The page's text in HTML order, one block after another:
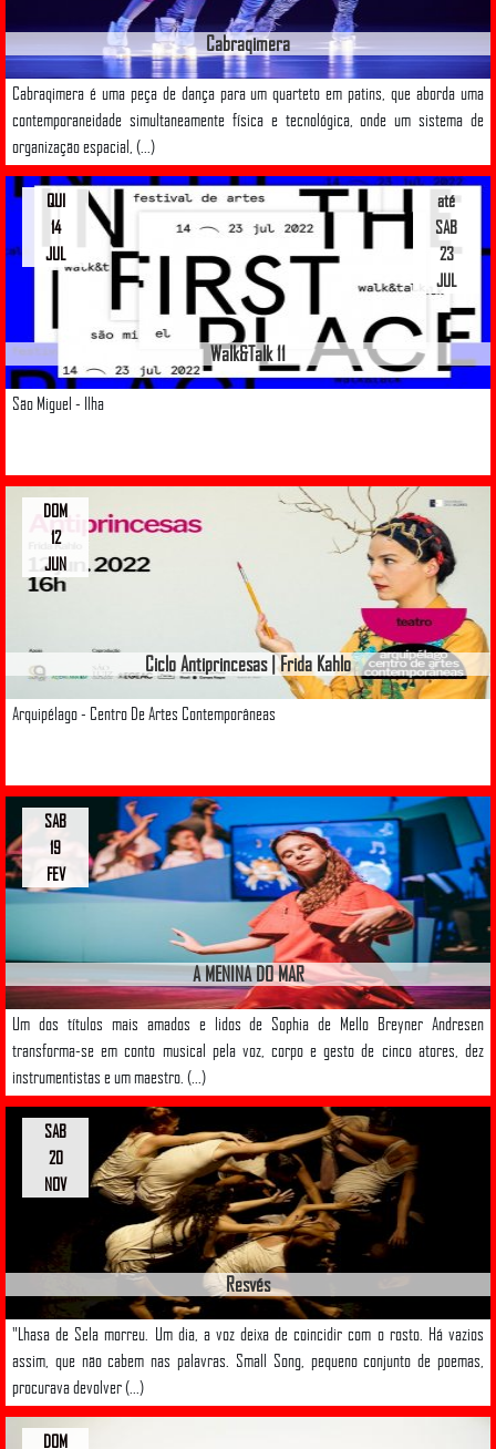
Cabraqimera
Cabraqimera é uma peça de dança para um quarteto em patins, que aborda uma
contemporaneidade simultaneamente física e tecnológica, onde um sistema de
organização espacial, (...)
Walk&Talk 11
São Miguel - Ilha
até
SAB
23
JUL
QUI
14
JUL
Ciclo Antiprincesas | Frida Kahlo
Arquipélago - Centro De Artes Contemporâneas
DOM
12
JUN
A MENINA DO MAR
Um dos títulos mais amados e lidos de Sophia de Mello Breyner Andresen
transforma-se em conto musical pela voz, corpo e gesto de cinco atores, dez
instrumentistas e um maestro. (...)
SAB
19
FEV
Resvés
"Lhasa de Sela morreu. Um dia, a voz deixa de coincidir com o rosto. Há vazios
assim, que não cabem nas palavras. Small Song, pequeno conjunto de poemas,
procurava devolver (...)
SAB
20
NOV
DOM